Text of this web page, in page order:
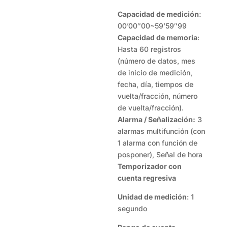
Capacidad de medición:
00’00″00~59’59″99
Capacidad de memoria:
Hasta 60 registros
(número de datos, mes
de inicio de medición,
fecha, día, tiempos de
vuelta/fracción, número
de vuelta/fracción).
Alarma / Señalización: 3
alarmas multifunción (con
1 alarma con función de
posponer), Señal de hora
Temporizador con
cuenta regresiva
Unidad de medición: 1
segundo